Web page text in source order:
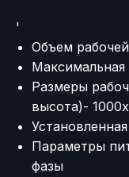
'
Объем
Максимальная
Размеры
высота)-
Параметры
фазы